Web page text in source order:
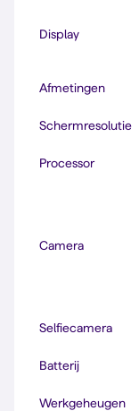
Display
Afmetingen
Schermresolutie
Processor
Camera
Selfiecamera
Batterij
Werkgeheugen